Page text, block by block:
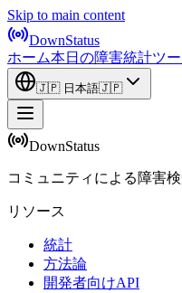
Skip to main content
DownStatus
ホーム本日の障害統計ツ
🇯🇵 日本語🇯🇵
DownStatus
コミュニティによる障害
リソース
統計
方法論
開発者向けAPI